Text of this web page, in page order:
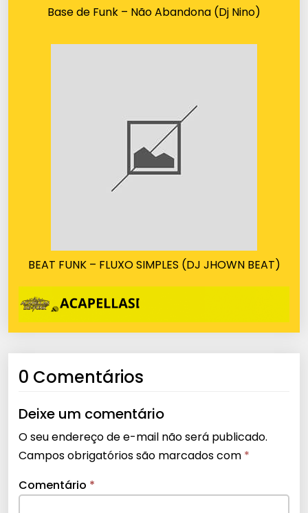
Base de Funk – Não Abandona (Dj Nino)
BEAT FUNK – FLUXO SIMPLES (DJ JHOWN BEAT)
0 Comentários
Deixe um comentário
O seu endereço de e-mail não será publicado.
Campos obrigatórios são marcados com *
Comentário *